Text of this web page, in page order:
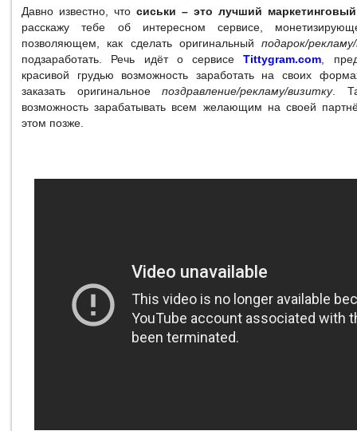
Давно известно, что сиськи – это лучший
расскажу тебе об интересном сервисе,
позволяющем, как сделать оригинальныйподарок/
подзаработать. Речь идёт о сервисеTittygram.com ,
красивой грудью возможность заработать на своих
заказать оригинальноепоздравление/рекламу/визитку.
возможность зарабатывать всем желающим на своей
этом позже.